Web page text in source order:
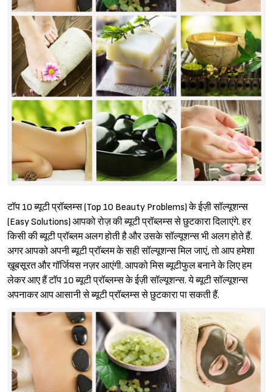
टॉप 10 ब्यूटी प्रॉब्लम्स (Top 10 Beauty Problems) के ईज़ी सॉल्यूशन्स
(Easy Solutions) आपको रोज़ की ब्यूटी प्रॉब्लम्स से छुटकारा दिलाएंगे. हर
किसी की ब्यूटी प्रॉब्लम अलग होती है और उसके सॉल्यूशन्स भी अलग होते हैं.
अगर आपको अपनी ब्यूटी प्रॉब्लम के सही सॉल्यूशन्स मिल जाएं, तो आप हमेशा
ख़ूबसूरत और गॉर्जियस नज़र आएंगी. आपको मिस ब्यूटीफुल बनाने के लिए हम
लेकर आए हैं टॉप 10 ब्यूटी प्रॉब्लम्स के ईज़ी सॉल्यूशन्स. ये ब्यूटी सॉल्यूशन्स
अपनाकर आप आसानी से ब्यूटी प्रॉब्लम्स से छुटकारा पा सकती हैं.